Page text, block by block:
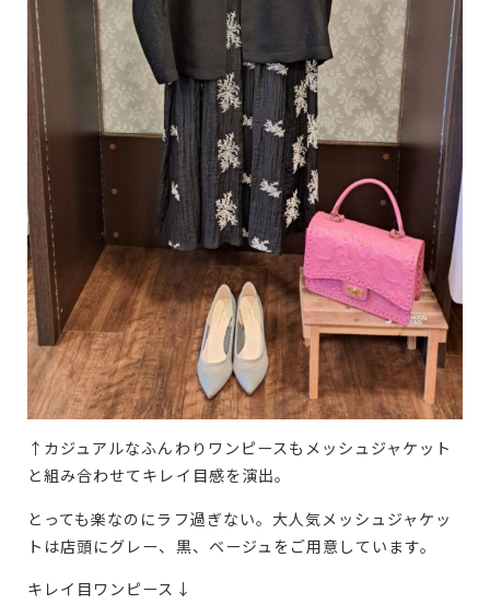
↑カジュアルなふんわりワンピースもメッシュジャケット
と組み合わせてキレイ目感を演出。
とっても楽なのにラフ過ぎない。大人気メッシュジャケッ
トは店頭にグレー、黒、ベージュをご用意しています。
キレイ目ワンピース↓